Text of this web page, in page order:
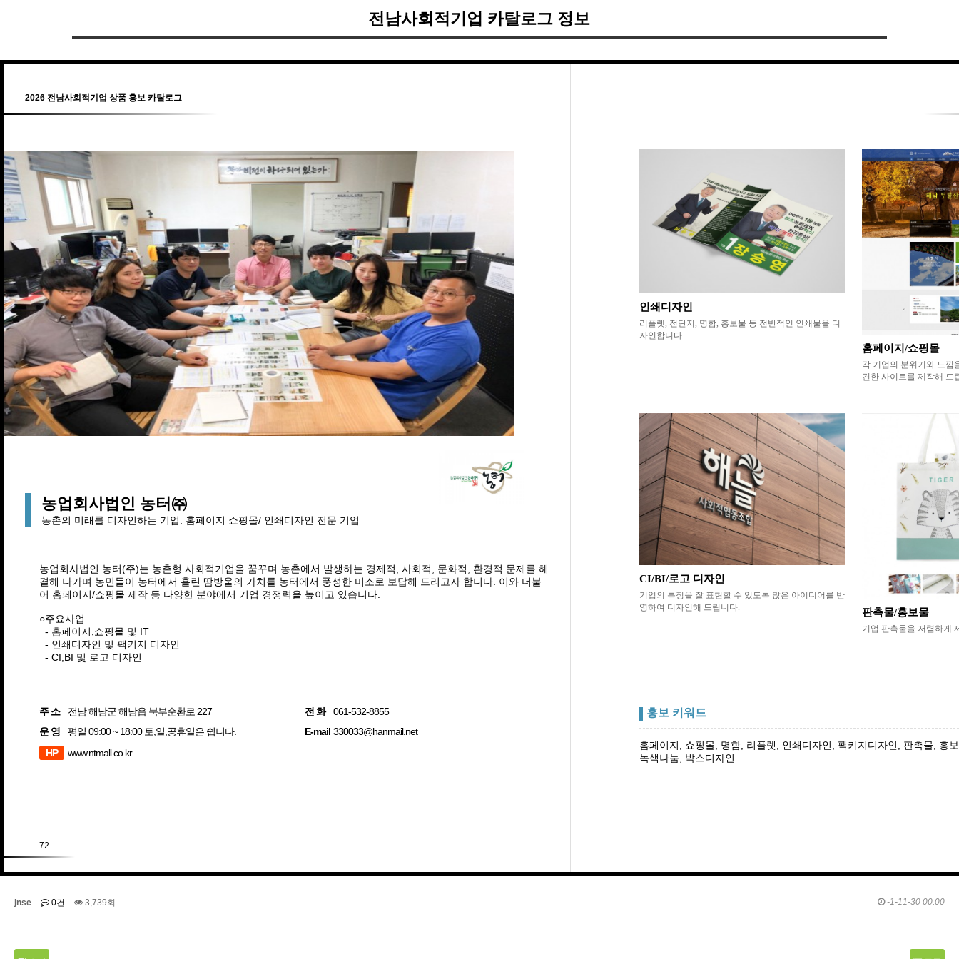
전남사회적기업 카탈로그 정보
2026 전남사회적기업 상품 홍보 카탈로그
농업회사법인 농터㈜
농촌의 미래를 디자인하는 기업. 홈페이지 쇼핑몰/ 인쇄디자인 전문 기업
농업회사법인 농터(주)는 농촌형 사회적기업을 꿈꾸며 농촌에서 발생하는 경제적, 사회적, 문화적, 환경적 문제를 해
결해 나가며 농민들이 농터에서 흘린 땀방울의 가치를 농터에서 풍성한 미소로 보답해 드리고자 합니다. 이와 더불
어 홈페이지/쇼핑몰 제작 등 다양한 분야에서 기업 경쟁력을 높이고 있습니다.
○주요사업
- 홈페이지,쇼핑몰 및 IT
- 인쇄디자인 및 팩키지 디자인
- CI,BI 및 로고 디자인
주 소
전남 해남군 해남읍 북부순환로 227
운 영
평일 09:00 ~ 18:00 토,일,공휴일은 쉽니다.
HP
www.ntmall.co.kr
전 화
061-532-8855
E-mail 330033@hanmail.net
72
인쇄디자인
리플렛, 전단지, 명함, 홍보물 등 전반적인 인쇄물을 디
자인합니다.
홈페이지/쇼핑몰
각 기업의 분위기와 느낌
견한 사이트를 제작해 드
CI/BI/로고 디자인
기업의 특징을 잘 표현할 수 있도록 많은 아이디어를 반
영하여 디자인해 드립니다.
판촉물/홍보물
기업 판촉물을 저렴하게
홍보 키워드
홈페이지, 쇼핑몰, 명함, 리플렛, 인쇄디자인, 팩키지디자인, 판촉물, 홍
녹색나눔, 박스디자인
jnse 0건 3,739회 -1-11-30 00:00